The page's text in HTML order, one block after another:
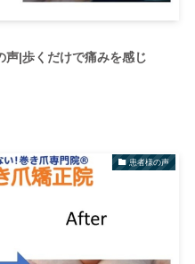
声|歩くだけで痛みを感じ
患者様の声